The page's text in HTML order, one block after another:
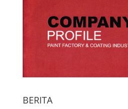
BERITA